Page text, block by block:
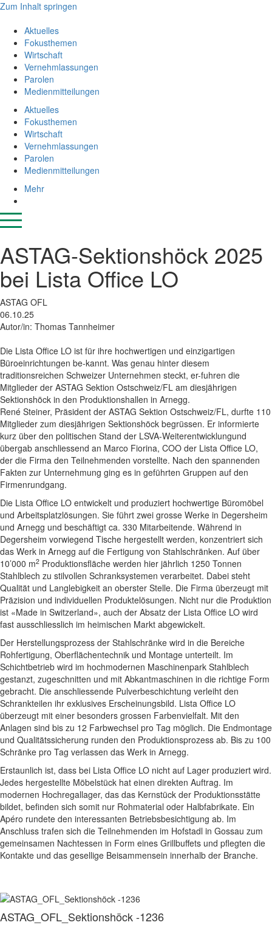
Zum Inhalt springen
Aktuelles
Fokusthemen
Wirtschaft
Vernehmlassungen
Parolen
Medienmitteilungen
Aktuelles
Fokusthemen
Wirtschaft
Vernehmlassungen
Parolen
Medienmitteilungen
Mehr
ASTAG-Sektionshöck 2025
bei Lista Office LO
ASTAG OFL
06.10.25
Autor/in: Thomas Tannheimer
Die Lista Office LO ist für ihre hochwertigen und einzigartigen
Büroeinrichtungen be-kannt. Was genau hinter diesem
traditionsreichen Schweizer Unternehmen steckt, er-fuhren die
Mitglieder der ASTAG Sektion Ostschweiz/FL am diesjährigen
Sektionshöck in den Produktionshallen in Arnegg.
René Steiner, Präsident der ASTAG Sektion Ostschweiz/FL, durfte 110
Mitglieder zum diesjährigen Sektionshöck begrüssen. Er informierte
kurz über den politischen Stand der LSVA-Weiterentwicklungund
übergab anschliessend an Marco Fiorina, COO der Lista Office LO,
der die Firma den Teilnehmenden vorstellte. Nach den spannenden
Fakten zur Unternehmung ging es in geführten Gruppen auf den
Firmenrundgang.
Die Lista Office LO entwickelt und produziert hochwertige Büromöbel
und Arbeitsplatzlösungen. Sie führt zwei grosse Werke in Degersheim
und Arnegg und beschäftigt ca. 330 Mitarbeitende. Während in
Degersheim vorwiegend Tische hergestellt werden, konzentriert sich
das Werk in Arnegg auf die Fertigung von Stahlschränken. Auf über
10’000 m2 Produktionsfläche werden hier jährlich 1250 Tonnen
Stahlblech zu stilvollen Schranksystemen verarbeitet. Dabei steht
Qualität und Langlebigkeit an oberster Stelle. Die Firma überzeugt mit
Präzision und individuellen Produktelösungen. Nicht nur die Produktion
ist «Made in Switzerland», auch der Absatz der Lista Office LO wird
fast ausschliesslich im heimischen Markt abgewickelt.
Der Herstellungsprozess der Stahlschränke wird in die Bereiche
Rohfertigung, Oberflächentechnik und Montage unterteilt. Im
Schichtbetrieb wird im hochmodernen Maschinenpark Stahlblech
gestanzt, zugeschnitten und mit Abkantmaschinen in die richtige Form
gebracht. Die anschliessende Pulverbeschichtung verleiht den
Schrankteilen ihr exklusives Erscheinungsbild. Lista Office LO
überzeugt mit einer besonders grossen Farbenvielfalt. Mit den
Anlagen sind bis zu 12 Farbwechsel pro Tag möglich. Die Endmontage
und Qualitätssicherung runden den Produktionsprozess ab. Bis zu 100
Schränke pro Tag verlassen das Werk in Arnegg.
Erstaunlich ist, dass bei Lista Office LO nicht auf Lager produziert wird.
Jedes hergestellte Möbelstück hat einen direkten Auftrag. Im
modernen Hochregallager, das das Kernstück der Produktionsstätte
bildet, befinden sich somit nur Rohmaterial oder Halbfabrikate. Ein
Apéro rundete den interessanten Betriebsbesichtigung ab. Im
Anschluss trafen sich die Teilnehmenden im Hofstadl in Gossau zum
gemeinsamen Nachtessen in Form eines Grillbuffets und pflegten die
Kontakte und das gesellige Beisammensein innerhalb der Branche.
ASTAG_OFL_Sektionshöck -1236